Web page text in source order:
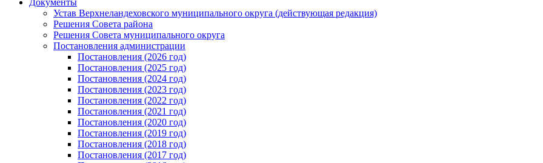
Документы
Устав Верхнеландеховского муниципального округа (действующая редакция)
Решения Совета района
Решения Совета муниципального округа
Постановления администрации
Постановления (2026 год)
Постановления (2025 год)
Постановления (2024 год)
Постановления (2023 год)
Постановления (2022 год)
Постановления (2021 год)
Постановления (2020 год)
Постановления (2019 год)
Постановления (2018 год)
Постановления (2017 год)